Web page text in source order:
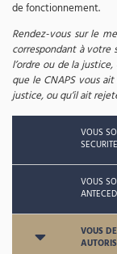
de fonctionnement.
Rendez-vous sur le
correspondant à votre
l’ordre ou de la
que le CNAPS vous
justice, ou qu’il ait
VOUS
SECURITE
VOUS
VOUS